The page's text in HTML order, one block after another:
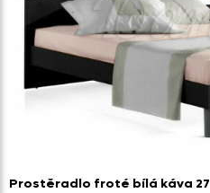
Prostěradlo froté bílá káva 27